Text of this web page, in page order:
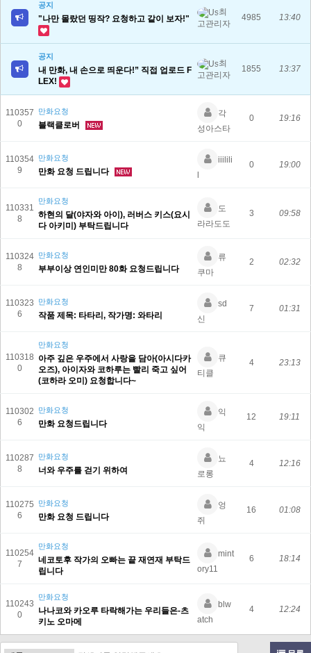
공지
"나만 몰랐던 띵작? 요청하고 같이 보자!"
최
고관리자
4985 13:40
공지
내 만화, 내 손으로 띄운다!” 직접 업로드 F
LEX!
최
고관리자
1855 13:37
110357
0
만화요청
블랙클로버
각
성아스타
0 19:16
110354
9
만화요청
만화 요청 드립니다
iiilili
0 19:00
110331
8
만화요청
하현의 달(야자와 아이), 러버스 키스(요시
다 아키미) 부탁드립니다
도
라라도도
3 09:58
110324
8
만화요청
부부이상 연인미만 80화 요청드립니다
류
쿠마
2 02:32
110323
6
만화요청
작품 제목: 타타리, 작가명: 와타리
sd
신
7 01:31
110318
0
만화요청
아주 깊은 우주에서 사랑을 담아(아시다카
오즈), 아이자와 코하루는 빨리 죽고 싶어
(코하라 오미) 요청합니다~
큐
티클
4 23:13
110302
6
만화요청
만화 요청드립니다
익
익
12 19:11
110287
8
만화요청
너와 우주를 걷기 위하여
뇨
로롱
4 12:16
110275
6
만화요청
만화 요청 드립니다
엉
쥐
16 01:08
110254
7
만화요청
네코토후 작가의 오빠는 끝 재연재 부탁드
립니다
mint
ory11
6 18:14
110243
0
만화요청
나나코와 카오루 타락해가는 우리들은-츠
키노 오마메
blw
atch
4 12:24